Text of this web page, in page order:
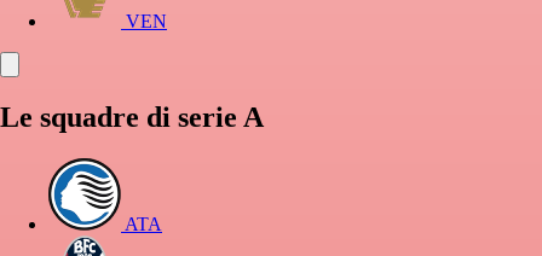
VEN
Le squadre di serie A
ATA